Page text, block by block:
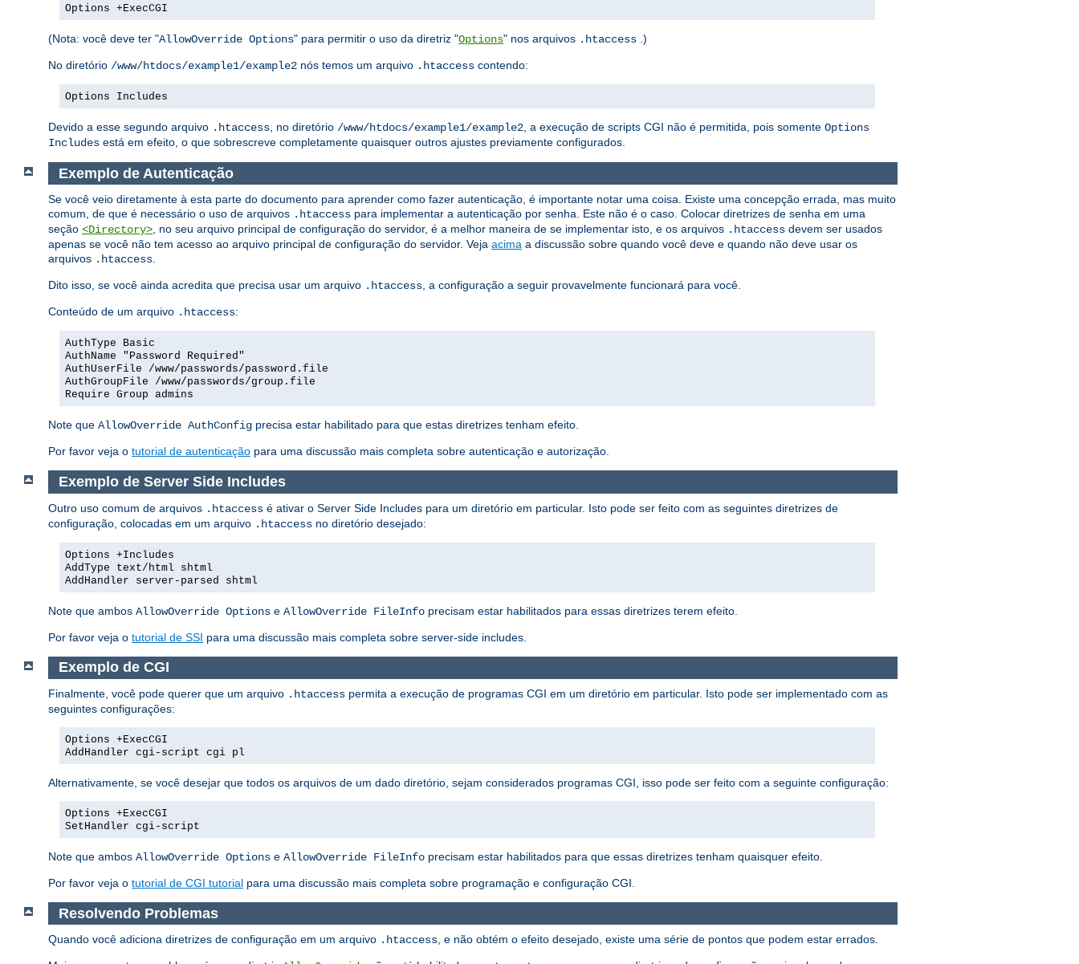
Options +ExecCGI
(Nota: você deve ter "AllowOverride Options" para permitir o uso da diretriz "Options" nos arquivos .htaccess .)
No diretório /www/htdocs/example1/example2 nós temos um arquivo .htaccess contendo:
Options Includes
Devido a esse segundo arquivo .htaccess , no diretório /www/htdocs/example1/example2 , a execução de scripts CGI não é permitida, pois somente Options
Includes está em efeito, o que sobrescreve completamente quaisquer outros ajustes previamente configurados.
Exemplo de Autenticação
Se você veio diretamente à esta parte do documento para aprender como fazer autenticação, é importante notar uma coisa. Existe uma concepção errada, mas muito
comum, de que é necessário o uso de arquivos .htaccess para implementar a autenticação por senha. Este não é o caso. Colocar diretrizes de senha em uma
seção <Directory>, no seu arquivo principal de configuração do servidor, é a melhor maneira de se implementar isto, e os arquivos .htaccess devem ser usados
apenas se você não tem acesso ao arquivo principal de configuração do servidor. Veja acima a discussão sobre quando você deve e quando não deve usar os
arquivos .htaccess.
Dito isso, se você ainda acredita que precisa usar um arquivo .htaccess, a configuração a seguir provavelmente funcionará para você.
Conteúdo de um arquivo .htaccess:
AuthType Basic
AuthName "Password Required"
AuthUserFile /www/passwords/password.file
AuthGroupFile /www/passwords/group.file
Require Group admins
Note que AllowOverride AuthConfig precisa estar habilitado para que estas diretrizes tenham efeito.
Por favor veja o tutorial de autenticação para uma discussão mais completa sobre autenticação e autorização.
Exemplo de Server Side Includes
Outro uso comum de arquivos .htaccess é ativar o Server Side Includes para um diretório em particular. Isto pode ser feito com as seguintes diretrizes de
configuração, colocadas em um arquivo .htaccess no diretório desejado:
Options +Includes
AddType text/html shtml
AddHandler server-parsed shtml
Note que ambos AllowOverride Options e AllowOverride FileInfo precisam estar habilitados para essas diretrizes terem efeito.
Por favor veja o tutorial de SSI para uma discussão mais completa sobre server-side includes.
Exemplo de CGI
Finalmente, você pode querer que um arquivo .htaccess permita a execução de programas CGI em um diretório em particular. Isto pode ser implementado com as
seguintes configurações:
Options +ExecCGI
AddHandler cgi-script cgi pl
Alternativamente, se você desejar que todos os arquivos de um dado diretório, sejam considerados programas CGI, isso pode ser feito com a seguinte configuração:
Options +ExecCGI
SetHandler cgi-script
Note que ambos AllowOverride Options e AllowOverride FileInfo precisam estar habilitados para que essas diretrizes tenham quaisquer efeito.
Por favor veja o tutorial de CGI tutorial para uma discussão mais completa sobre programação e configuração CGI.
Resolvendo Problemas
Quando você adiciona diretrizes de configuração em um arquivo .htaccess, e não obtém o efeito desejado, existe uma série de pontos que podem estar errados.